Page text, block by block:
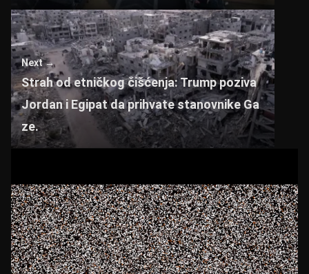
Next →
Strah od etničkog čišćenja: Trump poziva
Jordan i Egipat da prihvate stanovnike Ga
ze.